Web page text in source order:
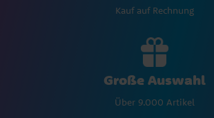
Kauf auf Rechnung
Große Auswahl
Über 9.000 Artikel